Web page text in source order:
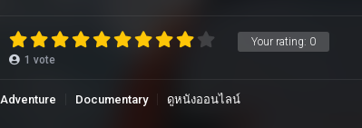
Your rating: 0
1 vote
Adventure Documentary ดูหนังออนไลน์